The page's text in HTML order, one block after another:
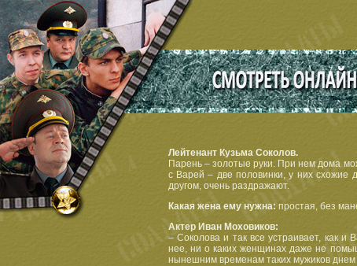
Лейтенант Кузьма Соколов.
Парень – золотые руки. При нем дома
с Варей – две половинки, у них схожие
другом, очень раздражают.
Какая жена ему нужна:простая, без
Актер Иван Моховиков:
– Соколова и так все устраивает, как
нее, ни о каких женщинах даже не
нынешним временам таких мужиков